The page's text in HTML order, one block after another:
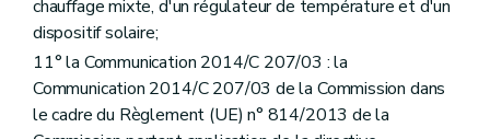
chauffage mixte, d'un régulateur de température et d'un
dispositif solaire;
11° la Communication 2014/C 207/03 : la
Communication 2014/C 207/03 de la Commission dans
le cadre du Règlement (UE) n° 814/2013 de la